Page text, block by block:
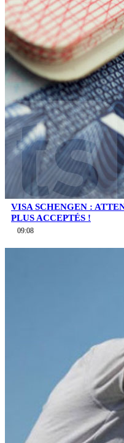
VISA SCHENGEN :
PLUS ACCEPTÉS !
09:08